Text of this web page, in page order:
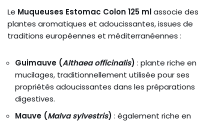
Le Muqueuses Estomac Colon 125 mlassocie des
plantes aromatiques et adoucissantes, issues de
traditions européennes et méditerranéennes :
Guimauve (Althaea officinalis) : plante riche en
mucilages, traditionnellement utilisée pour ses
propriétés adoucissantes dans les préparations
digestives.
Mauve (Malva sylvestris) : également riche en